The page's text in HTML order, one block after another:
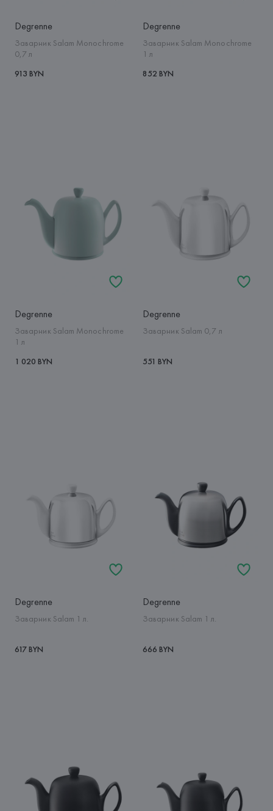
Degrenne
Заварник Salam Monochrome
0,7 л
913 BYN
Degrenne
Заварник Salam Monochrome
1 л
852 BYN
Degrenne
Заварник Salam Monochrome
1 л
1 020 BYN
Degrenne
Заварник Salam 0,7 л
551 BYN
Degrenne
Заварник Salam 1 л.
617 BYN
Degrenne
Заварник Salam 1 л.
666 BYN